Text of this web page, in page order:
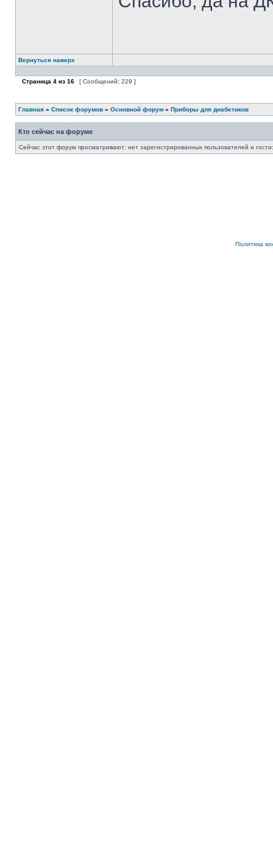
Вернуться наверх
Страница 4 из 16 [ Сообщений: 229 ]
Главная » Список форумов » Основной форум » Приборы для диабетиков
Кто сейчас на форуме
Сейчас этот форум просматривают: нет зарегистрированных пользователей и
Политика